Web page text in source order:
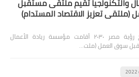
تعزيز الاقتصاد المستدام)
✍️ سهيلة محي على نهج رؤية مصر ٢٠٣٠ أقامت مؤسسة ريادة الأعمال